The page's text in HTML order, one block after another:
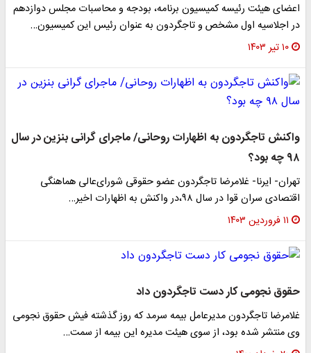
اعضای هیئت رئیسه کمیسیون برنامه، بودجه و محاسبات مجلس دوازدهم
در اجلاسیه اول مشخص و تاجگردون به عنوان رئیس این کمیسیون…
۱۰ تیر ۱۴۰۳
واکنش تاجگردون به اظهارات روحانی/ ماجرای گرانی بنزین در سال
۹۸ چه بود؟
تهران- ایرنا- غلامرضا تاجگردون عضو حقوقی شورای‌عالی هماهنگی
اقتصادی سران قوا در سال ۹۸،در واکنش به اظهارات اخیر…
۱۱ فروردین ۱۴۰۳
حقوق نجومی کار دست تاجگردون داد
غلامرضا تاجگردون مدیرعامل بیمه سرمد که روز گذشته فیش حقوق نجومی
وی منتشر شده بود، از سوی هیئت مدیره این بیمه از سمت…